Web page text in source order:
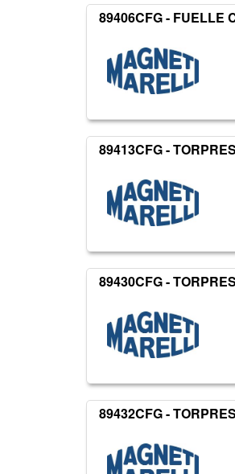
89406CFG - FUELLE
89413CFG -
89430CFG -
89432CFG -